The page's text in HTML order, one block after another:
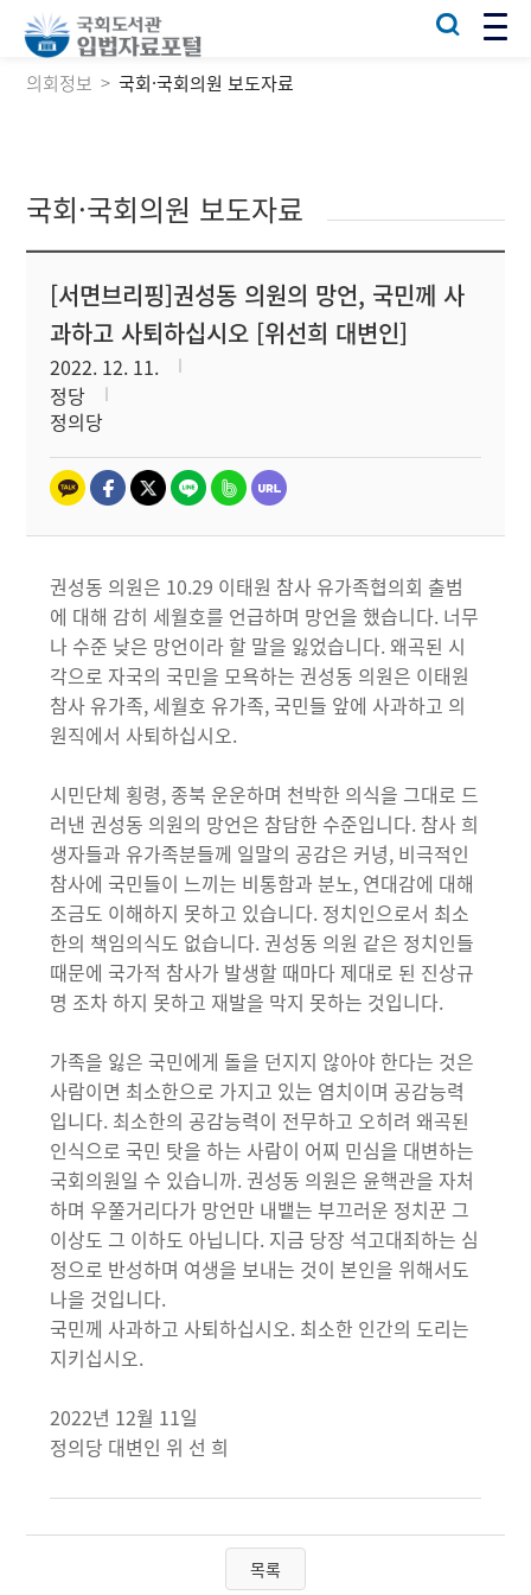
의회정보 국회·국회의원 보도자료
국회·국회의원 보도자료
[서면브리핑]권성동 의원의 망언, 국민께 사
과하고 사퇴하십시오 [위선희 대변인]
2022. 12. 11.
정당
정의당
권성동 의원은 10.29 이태원 참사 유가족협의회 출범
에 대해 감히 세월호를 언급하며 망언을 했습니다. 너무
나 수준 낮은 망언이라 할 말을 잃었습니다. 왜곡된 시
각으로 자국의 국민을 모욕하는 권성동 의원은 이태원
참사 유가족, 세월호 유가족, 국민들 앞에 사과하고 의
원직에서 사퇴하십시오.
시민단체 횡령, 종북 운운하며 천박한 의식을 그대로 드
러낸 권성동 의원의 망언은 참담한 수준입니다. 참사 희
생자들과 유가족분들께 일말의 공감은 커녕, 비극적인
참사에 국민들이 느끼는 비통함과 분노, 연대감에 대해
조금도 이해하지 못하고 있습니다. 정치인으로서 최소
한의 책임의식도 없습니다. 권성동 의원 같은 정치인들
때문에 국가적 참사가 발생할 때마다 제대로 된 진상규
명 조차 하지 못하고 재발을 막지 못하는 것입니다.
가족을 잃은 국민에게 돌을 던지지 않아야 한다는 것은
사람이면 최소한으로 가지고 있는 염치이며 공감능력
입니다. 최소한의 공감능력이 전무하고 오히려 왜곡된
인식으로 국민 탓을 하는 사람이 어찌 민심을 대변하는
국회의원일 수 있습니까. 권성동 의원은 윤핵관을 자처
하며 우쭐거리다가 망언만 내뱉는 부끄러운 정치꾼 그
이상도 그 이하도 아닙니다. 지금 당장 석고대죄하는 심
정으로 반성하며 여생을 보내는 것이 본인을 위해서도
나을 것입니다.
국민께 사과하고 사퇴하십시오. 최소한 인간의 도리는
지키십시오.
2022년 12월 11일
정의당 대변인 위 선 희
목록